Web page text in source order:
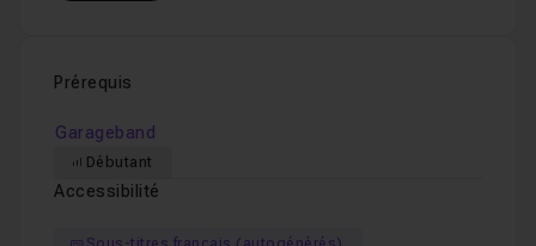
Prérequis
Garageband
Débutant
Accessibilité